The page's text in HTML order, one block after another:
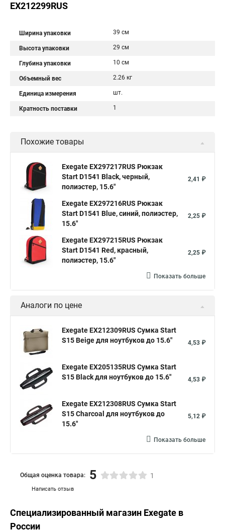
EX212299RUS
Ширина упаковки 39 см
Высота упаковки 29 см
Глубина упаковки 10 см
Объемный вес 2.26 кг
Единица измерения шт.
Кратность поставки 1
Похожие товары
Exegate EX297217RUS Рюкзак
Start D1541 Black, черный,
полиэстер, 15.6"
2,41 ₽
Exegate EX297216RUS Рюкзак
Start D1541 Blue, синий, полиэстер,
15.6"
2,25 ₽
Exegate EX297215RUS Рюкзак
Start D1541 Red, красный,
полиэстер, 15.6"
2,25 ₽
Показать больше
Аналоги по цене
Exegate EX212309RUS Сумка Start
S15 Beige для ноутбуков до 15.6"
4,53 ₽
Exegate EX205135RUS Сумка Start
S15 Black для ноутбуков до 15.6"
4,53 ₽
Exegate EX212308RUS Сумка Start
S15 Charcoal для ноутбуков до
15.6"
5,12 ₽
Показать больше
Написать отзыв
Общая оценка товара: 5 1
Специализированный магазин Exegate в
России